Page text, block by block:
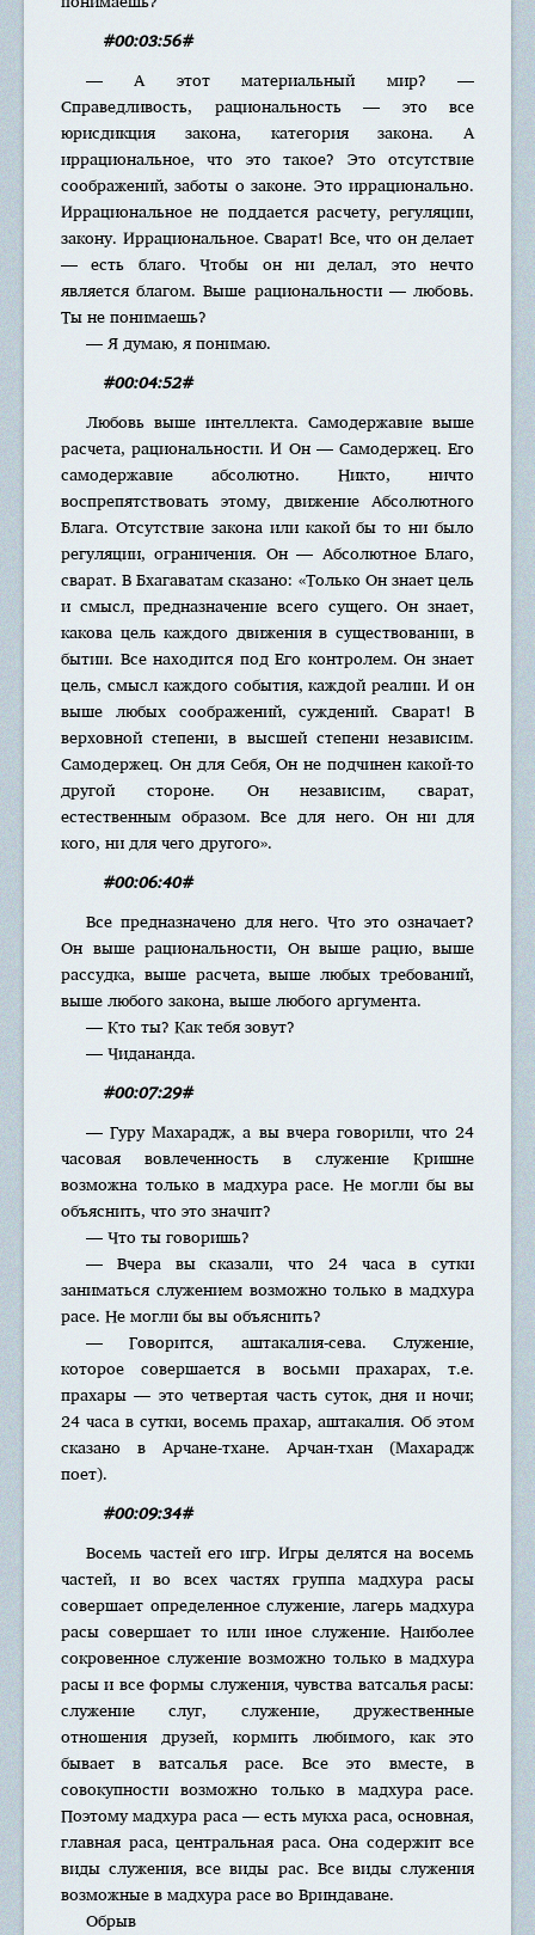
#00:03:56#
— А этот материальный мир? —
Справедливость, рациональность — это все
юрисдикция закона, категория закона. А
иррациональное, что это такое? Это отсутствие
соображений, заботы о законе. Это иррационально.
Иррациональное не поддается расчету, регуляции,
закону. Иррациональное. Сварат! Все, что он делает
— есть благо. Чтобы он ни делал, это нечто
является благом. Выше рациональности — любовь.
Ты не понимаешь?
— Я думаю, я понимаю.
#00:04:52#
Любовь выше интеллекта. Самодержавие выше
расчета, рациональности. И Он — Самодержец. Его
самодержавие абсолютно. Никто, ничто
воспрепятствовать этому, движение Абсолютного
Блага. Отсутствие закона или какой бы то ни было
регуляции, ограничения. Он — Абсолютное Благо,
сварат. В Бхагаватам сказано: «Только Он знает цель
и смысл, предназначение всего сущего. Он знает,
какова цель каждого движения в существовании, в
бытии. Все находится под Его контролем. Он знает
цель, смысл каждого события, каждой реалии. И он
выше любых соображений, суждений. Сварат! В
верховной степени, в высшей степени независим.
Самодержец. Он для Себя, Он не подчинен какой-то
другой стороне. Он независим, сварат,
естественным образом. Все для него. Он ни для
кого, ни для чего другого».
#00:06:40#
Все предназначено для него. Что это означает?
Он выше рациональности, Он выше рацио, выше
рассудка, выше расчета, выше любых требований,
выше любого закона, выше любого аргумента.
— Кто ты? Как тебя зовут?
— Чидананда.
#00:07:29#
— Гуру Махарадж, а вы вчера говорили, что 24
часовая вовлеченность в служение Кришне
возможна только в мадхура расе. Не могли бы вы
объяснить, что это значит?
— Что ты говоришь?
— Вчера вы сказали, что 24 часа в сутки
заниматься служением возможно только в мадхура
расе. Не могли бы вы объяснить?
— Говорится, аштакалия-сева. Служение,
которое совершается в восьми прахарах, т.е.
прахары — это четвертая часть суток, дня и ночи;
24 часа в сутки, восемь прахар, аштакалия. Об этом
сказано в Арчане-тхане. Арчан-тхан (Махарадж
поет).
#00:09:34#
Восемь частей его игр. Игры делятся на восемь
частей, и во всех частях группа мадхура расы
совершает определенное служение, лагерь мадхура
расы совершает то или иное служение. Наиболее
сокровенное служение возможно только в мадхура
расы и все формы служения, чувства ватсалья расы:
служение слуг, служение, дружественные
отношения друзей, кормить любимого, как это
бывает в ватсалья расе. Все это вместе, в
совокупности возможно только в мадхура расе.
Поэтому мадхура раса — есть мукха раса, основная,
главная раса, центральная раса. Она содержит все
виды служения, все виды рас. Все виды служения
возможные в мадхура расе во Вриндаване.
Обрыв